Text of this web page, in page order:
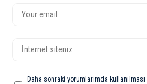
Daha sonraki yorumlarımda